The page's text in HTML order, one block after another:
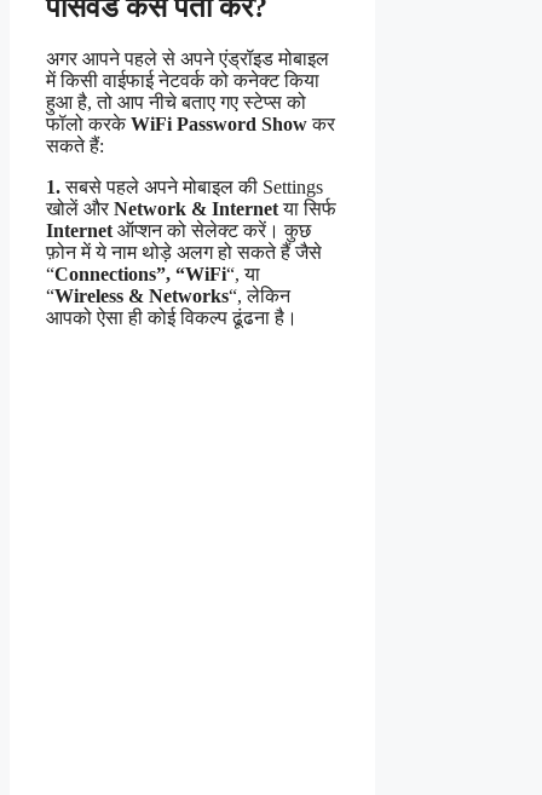
पासवर्ड कैसे पता करें?
अगर आपने पहले से अपने एंड्रॉइड मोबाइल
में किसी वाईफाई नेटवर्क को कनेक्ट किया
हुआ है, तो आप नीचे बताए गए स्टेप्स को
फॉलो करकेWiFi Password Showकर
सकते हैं:
1.सबसे पहले अपने मोबाइल की Settings
खोलें और Network & Internetया सिर्फ
Internet ऑप्शन को सेलेक्ट करें। कुछ
फ़ोन में ये नाम थोड़े अलग हो सकते हैं जैसे
“Connections”, “WiFi“, या
“Wireless & Networks“, लेकिन
आपको ऐसा ही कोई विकल्प ढूंढना है।